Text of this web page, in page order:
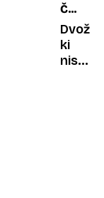
je
upal
biti
čuden
ČUDNI
ki
niso